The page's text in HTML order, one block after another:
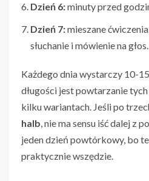
Dzień 6:minuty przed
Dzień 7:mieszane
słuchanie i mówienie na głos.
Każdego dnia wystarczy 10-
długości jest powtarzanie
kilku wariantach. Jeśli po
halb, nie ma sensu iść dalej z
jeden dzień powtórkowy, bo
praktycznie wszędzie.